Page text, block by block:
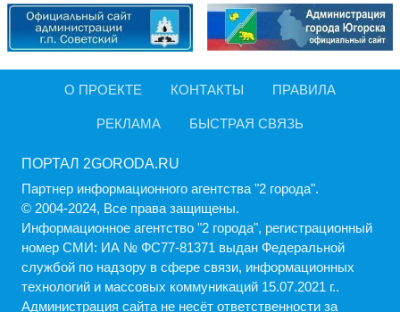
О ПРОЕКТЕ КОНТАКТЫ ПРАВИЛА
РЕКЛАМА БЫСТРАЯ СВЯЗЬ
ПОРТАЛ 2GORODA.RU
Партнер информационного агентства "2 города".
© 2004-2024, Все права защищены.
Информационное агентство "2 города", регистрационный
номер СМИ: ИА № ФС77-81371 выдан Федеральной
службой по надзору в сфере связи, информационных
технологий и массовых коммуникаций 15.07.2021 г..
Администрация cайта не несёт ответственности за